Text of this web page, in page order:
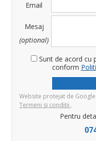
Email
Mesaj
(optional)
Sunt de acord cu
conform
Website protejat de
Termeni si conditii .
Pentru